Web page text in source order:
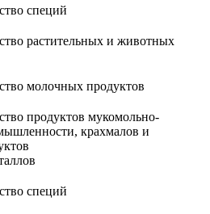
специй
растительных и животных
молочных продуктов
продуктов мукомольно-
крахмалов и
специй